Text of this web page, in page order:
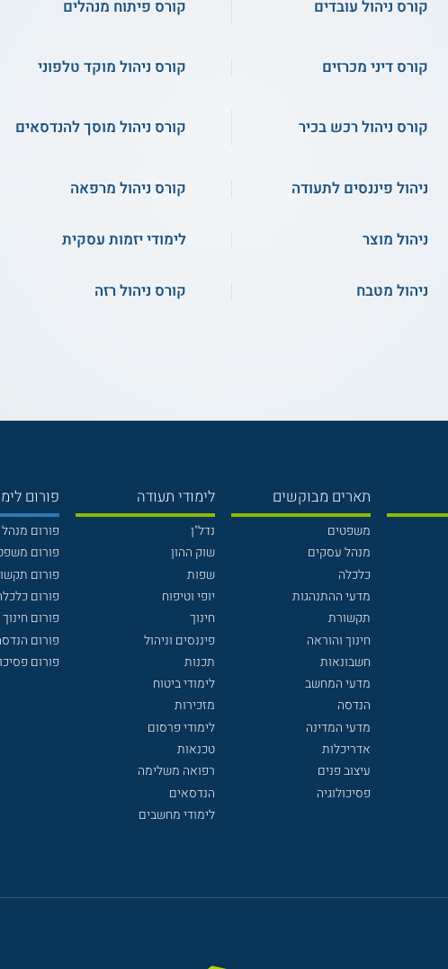
קורס ניהול עובדים קורס פיתוח מנהלים
קורס דיני מכרזים קורס ניהול מוקד טלפוני
קורס ניהול רכש בכיר קורס ניהול מוסך להנדסאים
ניהול פיננסים לתעודה קורס ניהול מרפאה
ניהול מוצר לימודי יזמות עסקית
ניהול מטבח קורס ניהול רזה
תארים מבוקשים
משפטים
מנהל עסקים
כלכלה
מדעי ההתנהגות
תקשורת
חינוך והוראה
חשבונאות
מדעי המחשב
הנדסה
מדעי המדינה
אדריכלות
עיצוב פנים
פסיכולוגיה
לימודי תעודה
נדל"ן
שוק ההון
שפות
יופי וטיפוח
חינוך
פיננסים וניהול
תכנות
לימודי ביטוח
מזכירות
לימודי פרסום
טכנאות
רפואה משלימה
הנדסאים
לימודי מחשבים
פורום
פורום
פורום
פורום
פורום
פורום חינוך
פורום
פורום